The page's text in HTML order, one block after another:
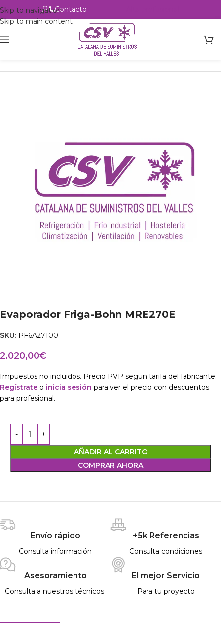
Skip to navigation
Skip to main content
Contacto
Intercambio
Evaporador Friga-Bohn MRE270E
SKU: PF6A27100
2.020,00€
Impuestos no incluidos. Precio PVP según tarifa del fabricante.
Regístrate o inicia sesión para ver el precio con descuentos
para profesional.
AÑADIR AL CARRITO
COMPRAR AHORA
Envío rápido
Consulta información
+5k Referencias
Consulta condiciones
Asesoramiento
Consulta a nuestros técnicos
El mejor Servicio
Para tu proyecto